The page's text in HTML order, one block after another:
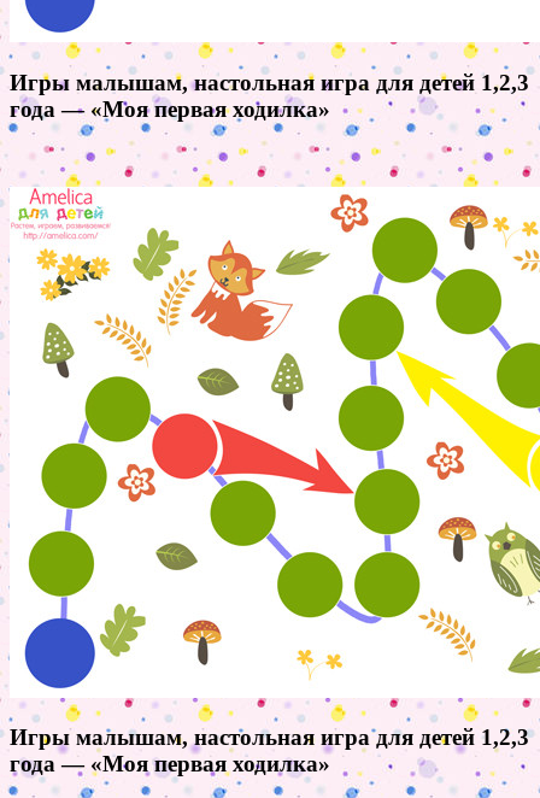
Игры малышам, настольная игра для детей 1,2,3
года — «Моя первая ходилка»
Игры малышам, настольная игра для детей 1,2,3
года — «Моя первая ходилка»